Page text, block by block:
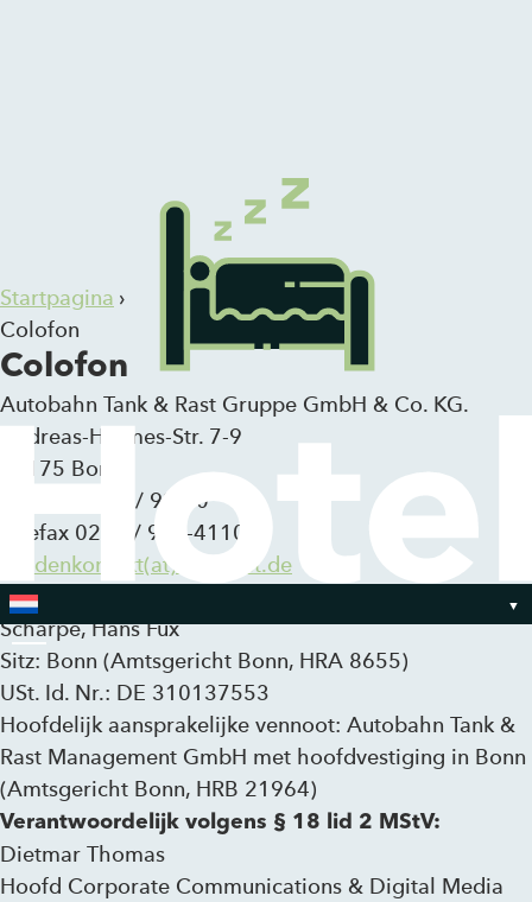
Toggle Menu
Startpagina ›
Colofon
Colofon
Autobahn Tank & Rast Gruppe GmbH & Co. KG.
Andreas-Hermes-Str. 7-9
53175 Bonn
Telefon 0228 / 922-0
Telefax 0228 / 922-4110
kundenkontakt(at)tank.rast.de
Bedrijfsleider: Peter M. Löw (Bestuursvoorzitter), Lutz
Scharpe, Hans Fux
Sitz: Bonn (Amtsgericht Bonn, HRA 8655)
USt. Id. Nr.: DE 310137553
Hoofdelijk aansprakelijke vennoot: Autobahn Tank &
Rast Management GmbH met hoofdvestiging in Bonn
(Amtsgericht Bonn, HRB 21964)
Verantwoordelijk volgens § 18 lid 2 MStV:
Dietmar Thomas
Hoofd Corporate Communications & Digital Media